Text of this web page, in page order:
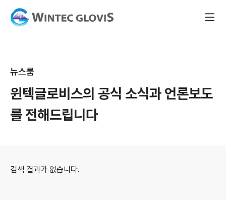
뉴스룸
윈텍글로비스의 공식 소식과 언론보도
를 전해드립니다
검색 결과가 없습니다.